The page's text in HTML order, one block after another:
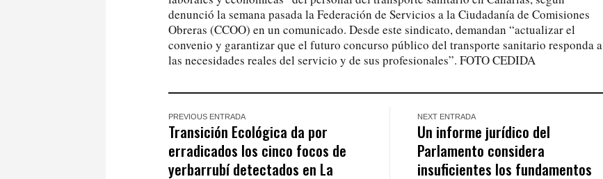
denunció la semana pasada la Federación de Servicios a la Ciudadanía de Comisiones
Obreras (CCOO) en un comunicado. Desde este sindicato, demandan “actualizar el
convenio y garantizar que el futuro concurso público del transporte sanitario responda a
las necesidades reales del servicio y de sus profesionales”. FOTO CEDIDA
PREVIOUS ENTRADA
Transición Ecológica da por
erradicados los cinco focos de
yerbarrubí detectados en La
NEXT ENTRADA
Un informe jurídico del
Parlamento considera
insuficientes los fundamentos